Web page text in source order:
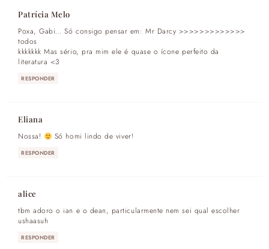
Patrícia Melo
Poxa, Gabi… Só consigo pensar em: Mr Darcy >>>>>>>>>>>>>
todos
kkkkkkk Mas sério, pra mim ele é quase o ícone perfeito da
literatura <3
RESPONDER
Eliana
Nossa!
Só homi lindo de viver!
RESPONDER
alice
tbm adoro o ian e o dean, particularmente nem sei qual escolher
ushaasuh
RESPONDER